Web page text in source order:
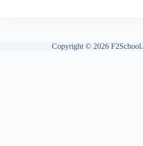
Copyright © 2026 F2School.